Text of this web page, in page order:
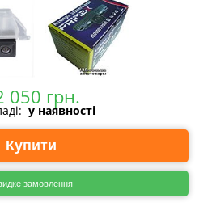
у наявності
Купити
замовлення